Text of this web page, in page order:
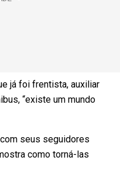
já foi frentista, auxiliar
“existe um mundo
seus seguidores
como torná-las